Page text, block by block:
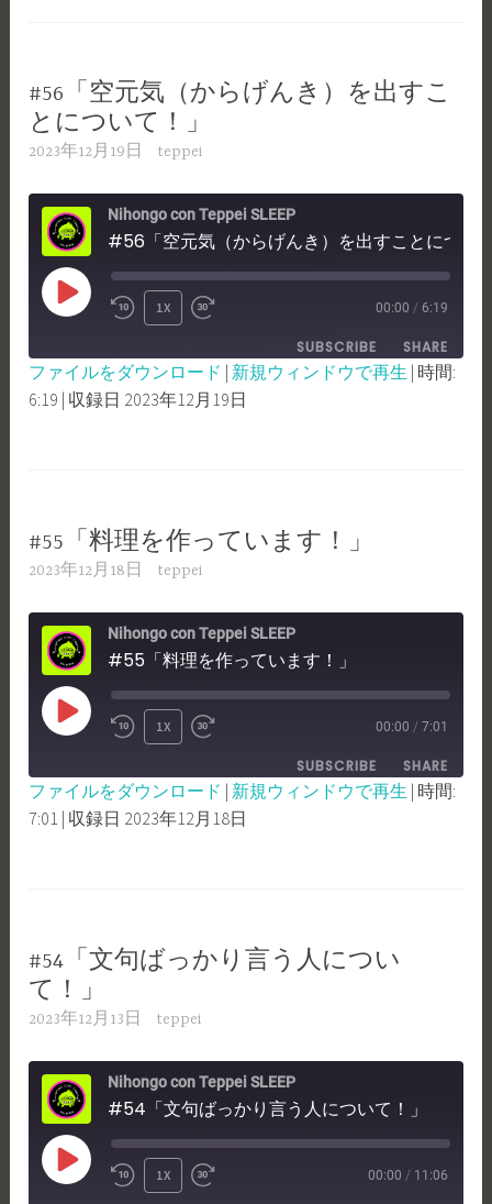
#56「空元気（からげんき）を出すこ
とについて！」
2023年12月19日 teppei
Nihongo con Teppei SLEEP
PLAY
REWIND
10
SECONDS
1X
FAST
FORWARD
30
00:00 / 6:19
SUBSCRIBE SHARE
SHARE
ファイルをダウンロード | 新規ウィンドウで再生 | 時間:
6:19 | 収録日 2023年12月19日
#55「料理を作っています！」
2023年12月18日 teppei
Nihongo con Teppei SLEEP
#55「料理を作っています！」
PLAY
REWIND
10
SECONDS
1X
FAST
FORWARD
30
00:00 / 7:01
SUBSCRIBE SHARE
SHARE
ファイルをダウンロード | 新規ウィンドウで再生 | 時間:
7:01 | 収録日 2023年12月18日
#54「文句ばっかり言う人につい
て！」
2023年12月13日 teppei
Nihongo con Teppei SLEEP
#54「文句ばっかり言う人について！」
PLAY
REWIND
1X
FAST
00:00 / 11:06